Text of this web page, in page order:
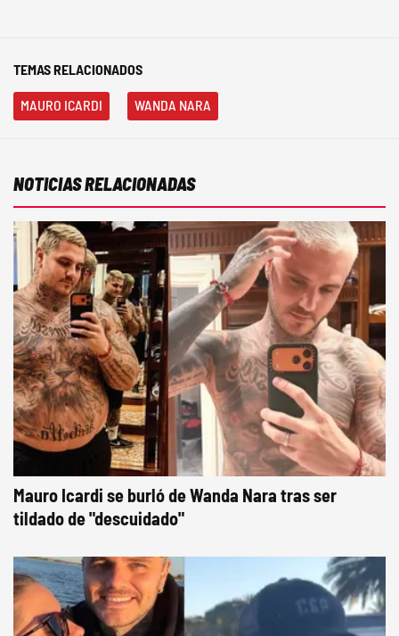
TEMAS RELACIONADOS
MAURO ICARDI WANDA NARA
NOTICIAS RELACIONADAS
Mauro Icardi se burló de Wanda Nara tras ser
tildado de "descuidado"